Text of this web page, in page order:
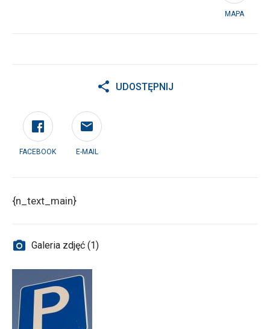
MAPA
UDOSTĘPNIJ
FACEBOOK E-MAIL
{n_text_main}
Galeria zdjęć (1)